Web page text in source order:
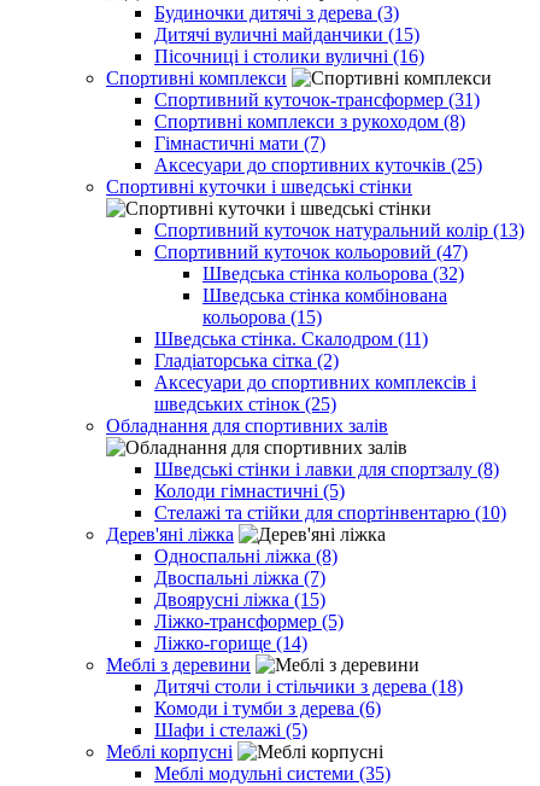
Будиночки дитячі з дерева (3)
Дитячі вуличні майданчики (15)
Пісочниці і столики вуличні (16)
Спортивні комплекси
Спортивний куточок-трансформер (31)
Спортивні комплекси з рукоходом (8)
Гімнастичні мати (7)
Аксесуари до спортивних куточків (25)
Спортивні куточки і шведські стінки
Спортивний куточок натуральний колір (13)
Спортивний куточок кольоровий (47)
Шведська стінка кольорова (32)
Шведська стінка комбінована
кольорова (15)
Шведська стінка. Скалодром (11)
Гладіаторська сітка (2)
Аксесуари до спортивних комплексів і
шведських стінок (25)
Обладнання для спортивних залів
Шведські стінки і лавки для спортзалу (8)
Колоди гімнастичні (5)
Стелажі та стійки для спортінвентарю (10)
Дерев'яні ліжка
Односпальні ліжка (8)
Двоспальні ліжка (7)
Двоярусні ліжка (15)
Ліжко-трансформер (5)
Ліжко-горище (14)
Меблі з деревини
Дитячі столи і стільчики з дерева (18)
Комоди і тумби з дерева (6)
Шафи і стелажі (5)
Меблі корпусні
Меблі модульні системи (35)